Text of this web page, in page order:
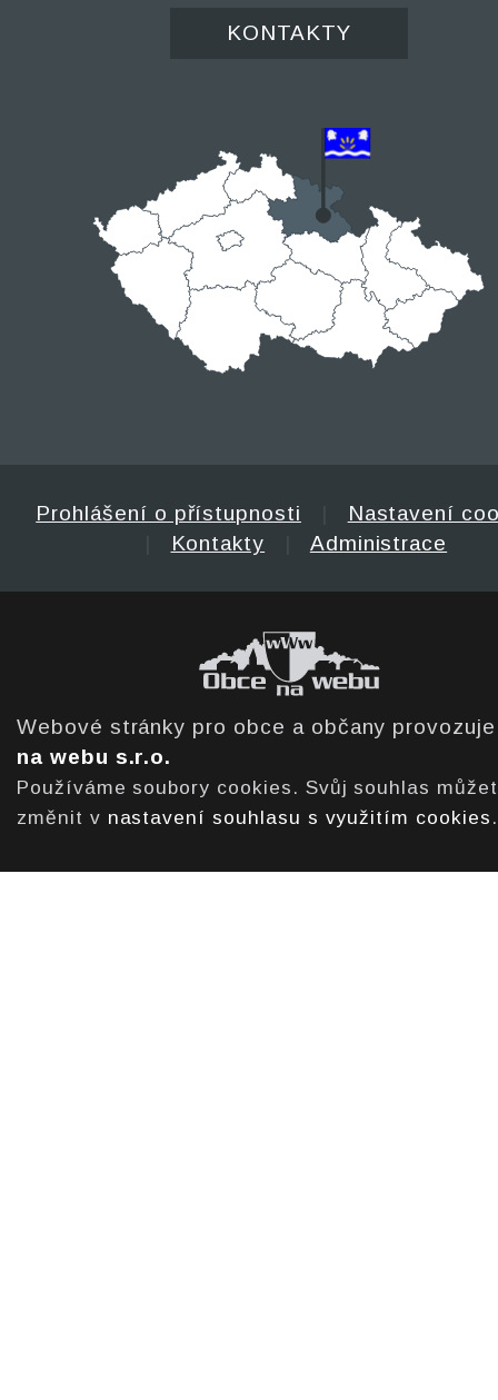
KONTAKTY
Prohlášení o přístupnosti
Nastavení
Kontakty Administrace
Webové stránky pro obce a občany
na webu s.r.o.
Používáme soubory cookies. Svůj souhlas
změnit v nastavení souhlasu s využitím cookies .